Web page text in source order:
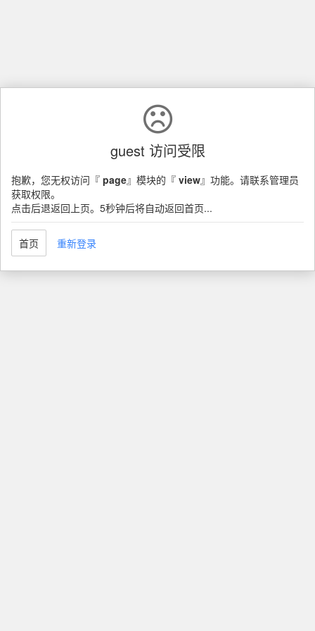
guest 访问受限
抱歉，您无权访问『 page』模块的『 view』功能。请联系管理员
获取权限。
点击后退返回上页。5秒钟后将自动返回首页...
首页 重新登录